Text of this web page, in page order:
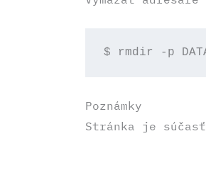
$ rmdir -p
Poznámky
Stránka je